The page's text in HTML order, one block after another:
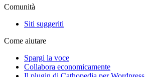
Comunità
Siti suggeriti
Come aiutare
Spargi la voce
Collabora economicamente